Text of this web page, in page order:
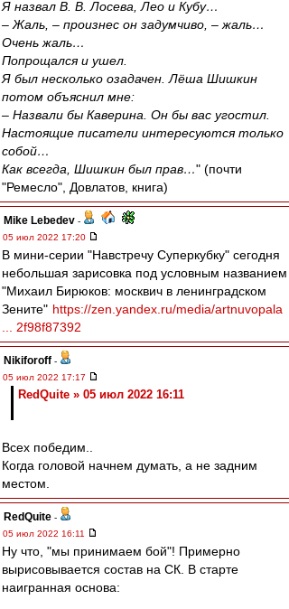
Я назвал В. В. Лосева, Лео и Кубу…
– Жаль, – произнес он задумчиво, – жаль…
Очень жаль…
Попрощался и ушел.
Я был несколько озадачен. Лёша Шишкин
потом объяснил мне:
– Назвали бы Каверина. Он бы вас угостил.
Настоящие писатели интересуются только
собой…
Как всегда, Шишкин был прав…" (почти
"Ремесло", Довлатов, книга)
Mike Lebedev -
05 июл 2022 17:20
В мини-серии "Навстречу Суперкубку" сегодня
небольшая зарисовка под условным названием
"Михаил Бирюков: москвич в ленинградском
Зените" https://zen.yandex.ru/media/artnuvopala
... 2f98f87392
Nikiforoff -
05 июл 2022 17:17
RedQuite » 05 июл 2022 16:11
Всех победим..
Когда головой начнем думать, а не задним
местом.
RedQuite -
05 июл 2022 16:11
Ну что, "мы принимаем бой"! Примерно
вырисовывается состав на СК. В старте
наигранная основа: